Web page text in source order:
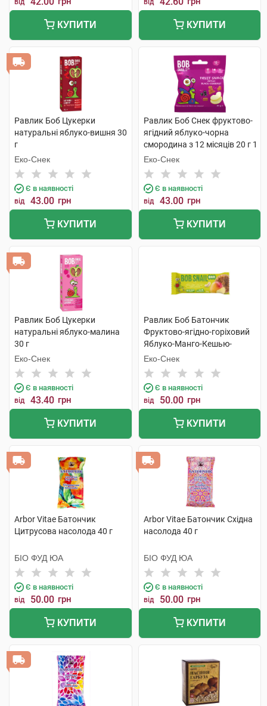
від
КУПИТИ
від
КУПИТИ
Равлик Боб Цукерки
натуральні яблуко-вишня 30
г
Еко-Снек
Є в наявності
від 43.00 грн
КУПИТИ
Равлик Боб Снек фруктово-
ягідний яблуко-чорна
смородина з 12 місяців 20 г 1
пакет
Еко-Снек
Є в наявності
від 43.00 грн
КУПИТИ
Равлик Боб Цукерки
натуральні яблуко-малина
30 г
Еко-Снек
Є в наявності
від 43.40 грн
КУПИТИ
Равлик Боб Батончик
Фруктово-ягідно-горіховий
Яблуко-Манго-Кешью-
Криспи Кіноа 35 г 1 шт
Еко-Снек
Є в наявності
від 50.00 грн
КУПИТИ
Arbor Vitae Батончик
Цитрусова насолода 40 г
БІО ФУД ЮА
Є в наявності
від 50.00 грн
КУПИТИ
Arbor Vitae Батончик Східна
насолода 40 г
БІО ФУД ЮА
Є в наявності
від 50.00 грн
КУПИТИ